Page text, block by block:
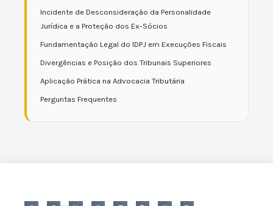
Incidente de Desconsideração da Personalidade
Jurídica e a Proteção dos Ex-Sócios
Fundamentação Legal do IDPJ em Execuções Fiscais
Divergências e Posição dos Tribunais Superiores
Aplicação Prática na Advocacia Tributária
Perguntas Frequentes